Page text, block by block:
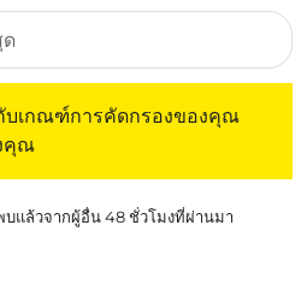
บเกณฑ์การคัดกรองของคุณ
คุณ
แล้วจากผู้อื่น 48 ชั่วโมงที่ผ่านมา